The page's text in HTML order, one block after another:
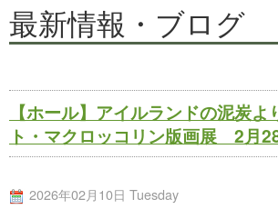
最新情報・ブログ
【ホール】アイルランドの泥炭
ト・マクロッコリン版画展 2月
2026年02月10日 Tuesday